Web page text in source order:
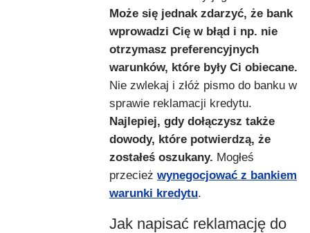
Może się jednak zdarzyć, że bank
wprowadzi Cię w błąd i np. nie
otrzymasz preferencyjnych
warunków, które były Ci obiecane.
Nie zwlekaj i złóż pismo do banku w
sprawie reklamacji kredytu.
Najlepiej, gdy dołączysz także
dowody, które potwierdzą, że
zostałeś oszukany. Mogłeś
przecież wynegocjować z bankiem
warunki kredytu.
Jak napisać reklamację do